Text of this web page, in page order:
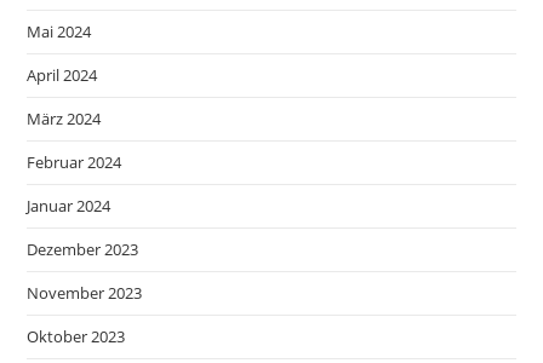
Mai 2024
April 2024
März 2024
Februar 2024
Januar 2024
Dezember 2023
November 2023
Oktober 2023